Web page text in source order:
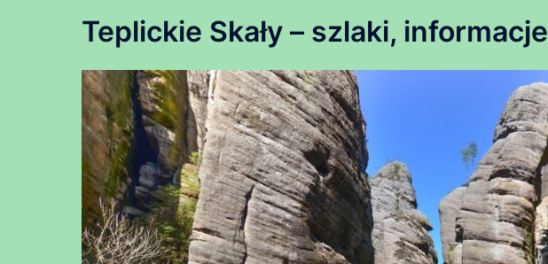
Teplickie Skały – szlaki, informacje